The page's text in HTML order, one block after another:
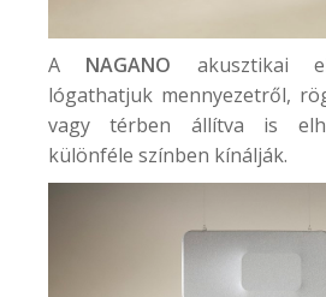
A NAGANO akusztikai
lógathatjuk mennyezetről,
vagy térben állítva is
különféle színben kínálják.